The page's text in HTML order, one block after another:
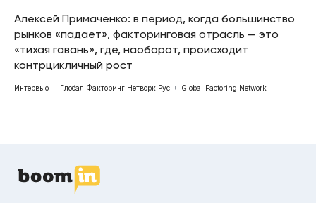
Алексей Примаченко: в период, когда большинство
рынков «падает», факторинговая отрасль — это
«тихая гавань», где, наоборот, происходит
контрцикличный рост
Интервью Глобал Факторинг Нетворк Рус Global Factoring Network